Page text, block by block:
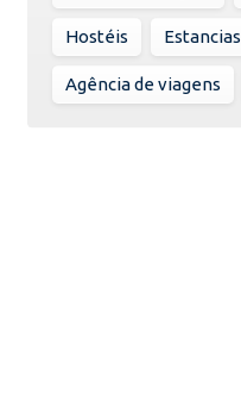
Hostéis Estancias
Agência de viagens